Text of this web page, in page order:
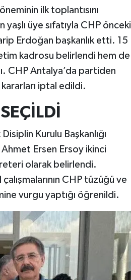
ilk toplantısını
üye sıfatıyla CHP önceki
Erdoğan başkanlık etti. 15
kadrosu belirlendi hem de
CHP Antalya’da partiden
kararları iptal edildi.
Kurulu Başkanlığı
Ersen Ersoy ikinci
olarak belirlendi.
çalışmalarının CHP tüzüğü ve
vurgu yaptığı öğrenildi.